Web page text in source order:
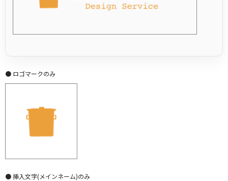
● ロゴマークのみ
● 挿入文字(メインネーム)のみ